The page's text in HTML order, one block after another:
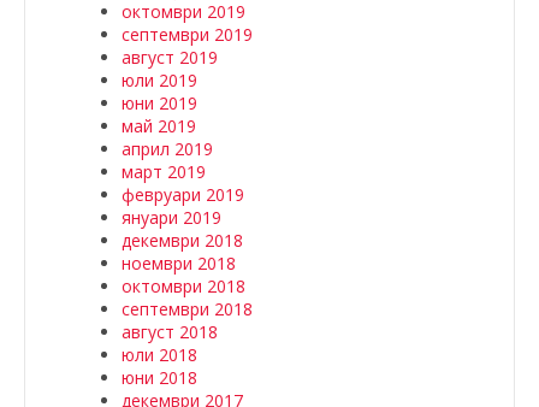
октомври 2019
септември 2019
август 2019
юли 2019
юни 2019
май 2019
април 2019
март 2019
февруари 2019
януари 2019
декември 2018
ноември 2018
октомври 2018
септември 2018
август 2018
юли 2018
юни 2018
декември 2017